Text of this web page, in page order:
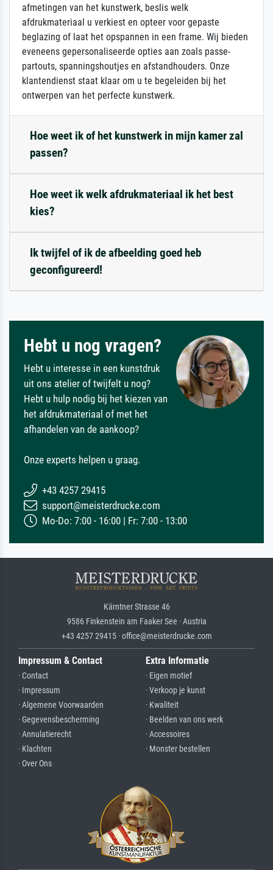
afmetingen van het kunstwerk, beslis welk
afdrukmateriaal u verkiest en opteer voor gepaste
beglazing of laat het opspannen in een frame. Wij bieden
eveneens gepersonaliseerde opties aan zoals passe-
partouts, spanningshoutjes en afstandhouders. Onze
klantendienst staat klaar om u te begeleiden bij het
ontwerpen van het perfecte kunstwerk.
Hoe weet ik of het kunstwerk in mijn kamer zal
passen?
Hoe weet ik welk afdrukmateriaal ik het best
kies?
Ik twijfel of ik de afbeelding goed heb
geconfigureerd!
Hebt u nog vragen?
Hebt u interesse in een kunstdruk
uit ons atelier of twijfelt u nog?
Hebt u hulp nodig bij het kiezen van
het afdrukmateriaal of met het
afhandelen van de aankoop?
Onze experts helpen u graag.
+43 4257 29415
support@meisterdrucke.com
Mo-Do: 7:00 - 16:00 | Fr: 7:00 - 13:00
Kärntner Strasse 46
9586 Finkenstein am Faaker See · Austria
+43 4257 29415 · office@meisterdrucke.com
Impressum & Contact
· Contact
· Impressum
· Algemene Voorwaarden
· Gegevensbescherming
· Annulatierecht
· Klachten
· Over Ons
Extra Informatie
· Eigen motief
· Verkoop je kunst
· Kwaliteit
· Beelden van ons werk
· Accessoires
· Monster bestellen